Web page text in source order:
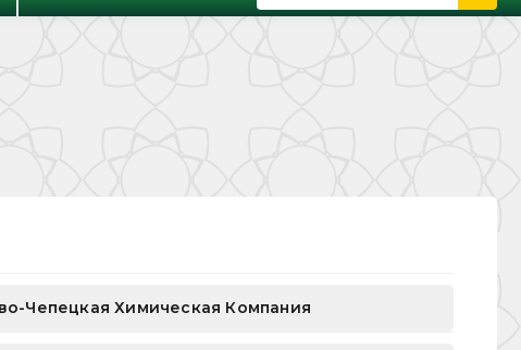
Чепецкая Химическая Компания